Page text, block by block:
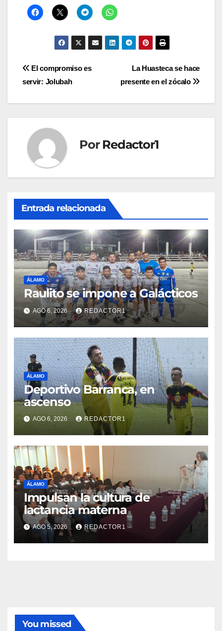
Navegación
La Huasteca se hace
presente en el zócalo
El compromiso es
servir: Jolubah
Por Redactor1
Entrada relacionada
ÁLAMO
Raulito se impone a Galácticos
AGO 6, 2026 REDACTOR1
ÁLAMO
Deportivo Barranca, en
ascenso
AGO 6, 2026 REDACTOR1
ÁLAMO
Impulsan la cultura de
lactancia materna
AGO 5, 2026 REDACTOR1
You missed